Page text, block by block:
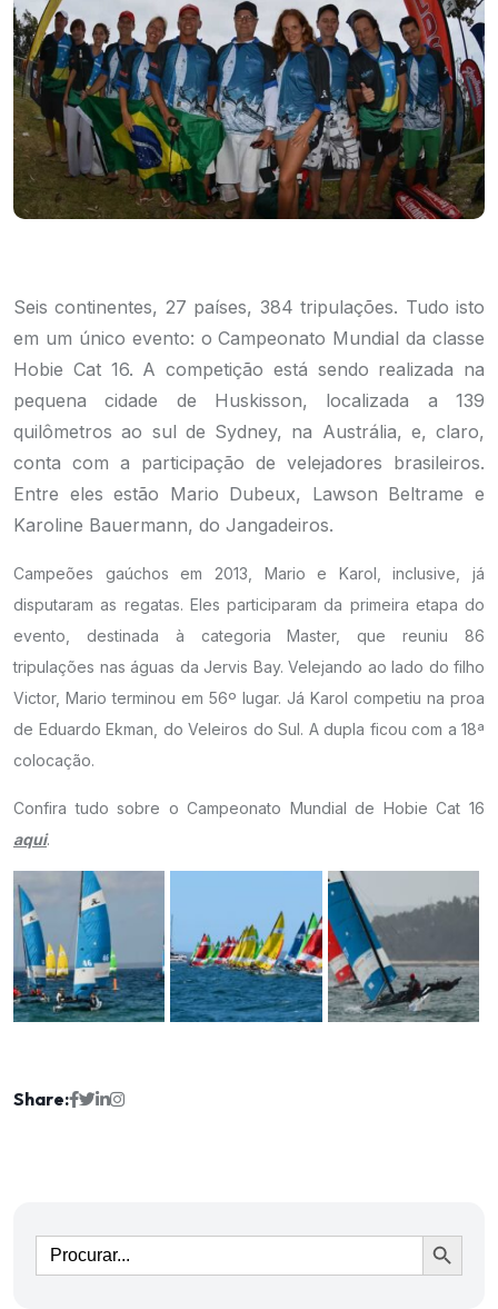
Seis continentes, 27 países, 384 tripulações. Tudo isto
em um único evento: o Campeonato Mundial da classe
Hobie Cat 16. A competição está sendo realizada na
pequena cidade de Huskisson, localizada a 139
quilômetros ao sul de Sydney, na Austrália, e, claro,
conta com a participação de velejadores brasileiros.
Entre eles estão Mario Dubeux, Lawson Beltrame e
Karoline Bauermann, do Jangadeiros.
Campeões gaúchos em 2013, Mario e Karol, inclusive, já
disputaram as regatas. Eles participaram da primeira etapa do
evento, destinada à categoria Master, que reuniu 86
tripulações nas águas da Jervis Bay. Velejando ao lado do filho
Victor, Mario terminou em 56º lugar. Já Karol competiu na proa
de Eduardo Ekman, do Veleiros do Sul. A dupla ficou com a 18ª
colocação.
Confira tudo sobre o Campeonato Mundial de Hobie Cat 16
aqui.
Share:
Ir